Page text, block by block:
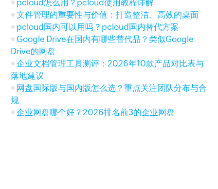
pcloud怎么用？pcloud使用教程详解
文件管理的重要性与价值：打造整洁、高效的桌面
pcloud国内可以用吗？pcloud国内替代方案
Google Drive在国内有哪些替代品？类似Google
Drive的网盘
企业文档管理工具测评：2026年10款产品对比表与
落地建议
网盘国际版与国内版怎么选？重点关注团队分布与合
规
企业网盘哪个好？2026排名前3的企业网盘